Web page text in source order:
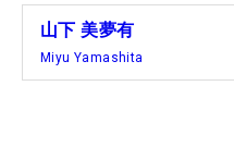
山下 美夢有
Miyu Yamashita